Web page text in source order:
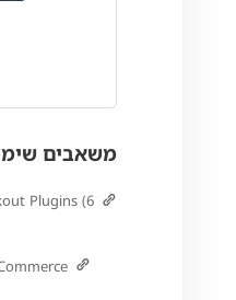
משאבים
Plugins (6